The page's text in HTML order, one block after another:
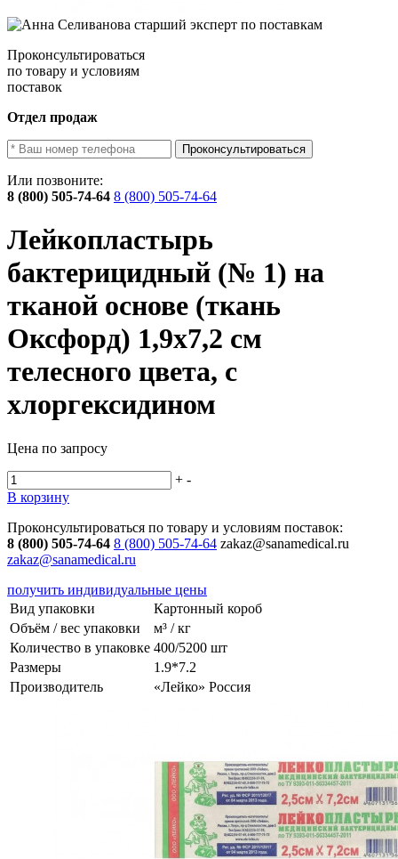
Проконсультироваться
по товару и условиям
поставок
Отдел продаж
Проконсультироваться
Или позвоните:
8 (800) 505-74-64 8 (800) 505-74-64
Лейкопластырь
бактерицидный (№ 1) на
тканой основе (ткань
Оксфорд) 1,9х7,2 см
телесного цвета, с
хлоргексидином
Цена по запросу
+ -
В корзину
Проконсультироваться по товару и условиям поставок:
8 (800) 505-74-64 8 (800) 505-74-64 zakaz@sanamedical.ru
zakaz@sanamedical.ru
получить индивидуальные цены
Вид упаковки
Картонный короб
Объём / вес упаковки
м³ / кг
Количество в упаковке 400/5200 шт
Размеры
1.9*7.2
Производитель
«Лейко» Россия